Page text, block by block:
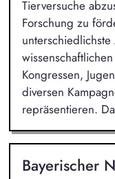
Tierversuche
Forschung zu
Kongressen,
diversen
repräsentieren.
Bayerischer